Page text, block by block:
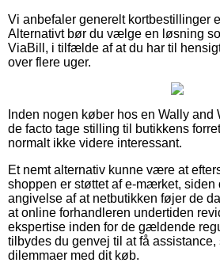
Vi anbefaler generelt kortbestillinger
Alternativt bør du vælge en løsning
ViaBill, i tilfælde af at du har til
over flere uger.
Inden nogen køber hos en Wally and
de facto tage stilling til butikkens
normalt ikke videre interessant.
Et nemt alternativ kunne være at
shoppen er støttet af e-mærket,
angivelse af at netbutikken føjer de
at online forhandleren undertiden
ekspertise inden for de gældende
tilbydes du genvej til at få assistance,
dilemmaer med dit køb.